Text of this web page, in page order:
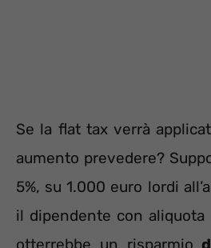
Se la flat tax verrà
aumento prevedere?
5%, su 1.000 euro lordi
il dipendente con aliquota
otterrebbe un risparmio